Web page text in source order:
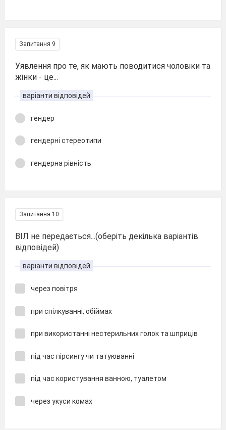
Запитання 9
Уявлення про те, як мають поводитися чоловіки та
жінки - це...
варіанти відповідей
гендер
гендерні стереотипи
гендерна рівність
Запитання 10
ВІЛ не передається...(оберіть декілька варіантів
відповідей)
варіанти відповідей
через повітря
при спілкуванні, обіймах
при використанні нестерильних голок та шприців
під час пірсингу чи татуюванні
під час користування ванною, туалетом
через укуси комах